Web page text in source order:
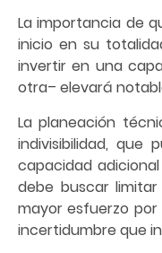
La importancia de
inicio en su
invertir en una
otra– elevará
La planeación
indivisibilidad, que
capacidad
debe buscar
mayor esfuerzo
incertidumbre que